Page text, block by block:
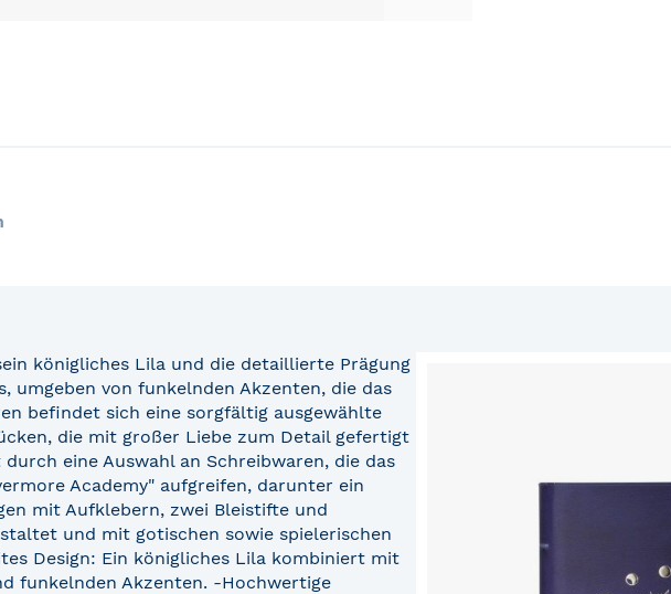
königliches Lila und die detaillierte Prägung
umgeben von funkelnden Akzenten, die das
befindet sich eine sorgfältig ausgewählte
die mit großer Liebe zum Detail gefertigt
eine Auswahl an Schreibwaren, die das
Academy" aufgreifen, darunter ein
mit Aufklebern, zwei Bleistifte und
und mit gotischen sowie spielerischen
Design: Ein königliches Lila kombiniert mit
funkelnden Akzenten. -Hochwertige